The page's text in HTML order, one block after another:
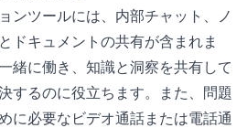
ンツールには、内部チャット、ノ
ドキュメントの共有が含まれま
緒に働き、知識と洞察を共有して
するのに役立ちます。また、問題
に必要なビデオ通話または電話通